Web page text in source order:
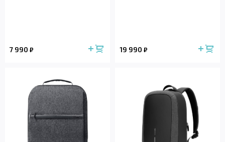
7 990 ₽ 19 990 ₽